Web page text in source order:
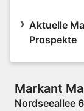
Aktuelle
Prospekte
Markant
Nordseeallee 6